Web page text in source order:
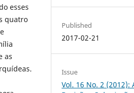
esses
quatro
as
Published
2017-02-21
Issue
Vol. 16 No. 2 (2012):